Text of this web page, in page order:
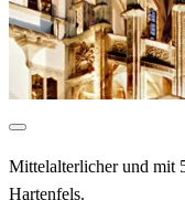
Mittelalterlicher und mit
Hartenfels.